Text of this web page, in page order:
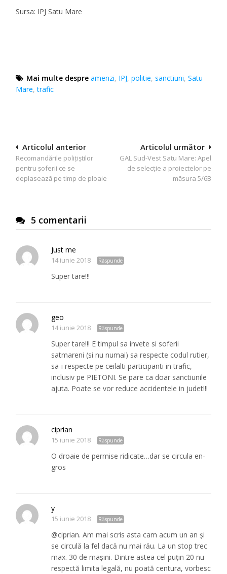
Sursa: IPJ Satu Mare
Mai multe despre amenzi, IPJ,politie,sanctiuni,Satu
Mare,trafic
Navigare
în
articole
Articolul următor
GAL Sud-Vest Satu Mare: Apel
de selecție a proiectelor pe
măsura 5/6B
Articolul anterior
Recomandările polițiștilor
pentru șoferii ce se
deplasează pe timp de ploaie
5 comentarii
Just me
14 iunie 2018 Răspunde
Super tare!!!
geo
14 iunie 2018 Răspunde
Super tare!!! E timpul sa invete si soferii
satmareni (si nu numai) sa respecte codul rutier,
sa-i respecte pe ceilalti participanti in trafic,
inclusiv pe PIETONI. Se pare ca doar sanctiunile
ajuta. Poate se vor reduce accidentele in judet!!!
ciprian
15 iunie 2018 Răspunde
O droaie de permise ridicate…dar se circula en-
gros
y
15 iunie 2018 Răspunde
@ciprian. Am mai scris asta cam acum un an și
se circulă la fel dacă nu mai rău. La un stop trec
max. 30 de mașini. Dintre astea cel puțin 20 nu
respectă limita legală, nu poată centura, vorbesc